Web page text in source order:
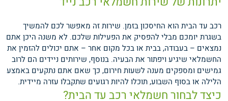
רכב עד הבית הוא החיסכון בזמן. שירות זה מאפשר לכם להמשיך
בשגרת יומכם מבלי להפסיק את הפעילות שלכם. לא משנה היכן אתם
נמצאים – בעבודה, בבית או בכל מקום אחר – אתם יכולים להזמין את
החשמלאי שיגיע ויפתור את הבעיה. בנוסף, שירותים ניידים הם לרוב
גמישים ומספקים מענה לשעות חירום, כך שאם אתם נתקעים באמצע
הלילה או בסוף השבוע, תוכלו להיות רגועים שתקבלו עזרה מיידית.
כיצד לבחור חשמלאי רכב עד הבית?